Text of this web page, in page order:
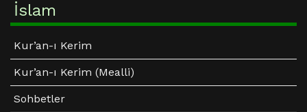
İslam
Kur’an-ı Kerim
Kur’an-ı Kerim (Mealli)
Sohbetler